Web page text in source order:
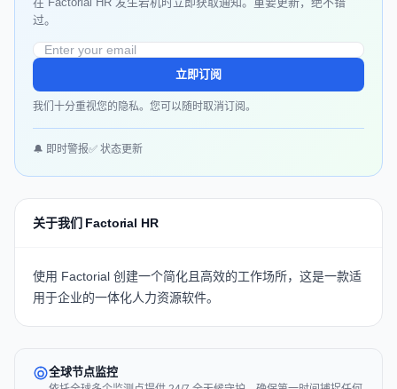
过。
立即订阅
我们十分重视您的隐私。您可以随时取消订阅。
🔔 即时警报✅ 状态更新
关于我们 Factorial HR
使用 Factorial 创建一个简化且高效的工作场所，这是一款适
用于企业的一体化人力资源软件。
全球节点监控